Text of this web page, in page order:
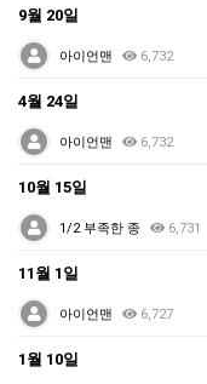
9월 20일
아이언맨 6,732
4월 24일
아이언맨 6,732
10월 15일
1/2 부족한 종 6,731
11월 1일
아이언맨 6,727
1월 10일